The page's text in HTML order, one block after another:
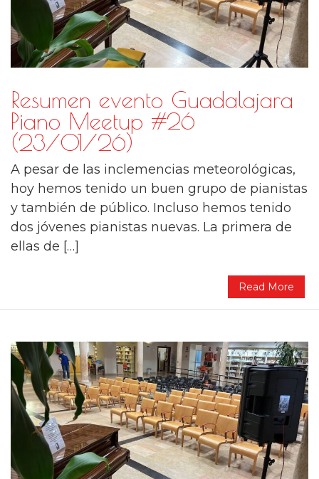
Resumen evento Guadalajara
Piano Meetup #26
(23/01/26)
A pesar de las inclemencias meteorológicas,
hoy hemos tenido un buen grupo de pianistas
y también de público. Incluso hemos tenido
dos jóvenes pianistas nuevas. La primera de
ellas de […]
Read More